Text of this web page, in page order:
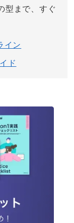
型まで、すぐ
イン
ド